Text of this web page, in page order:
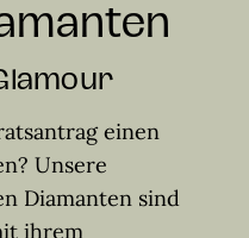
einen
Unsere
Diamanten sind
ihrem